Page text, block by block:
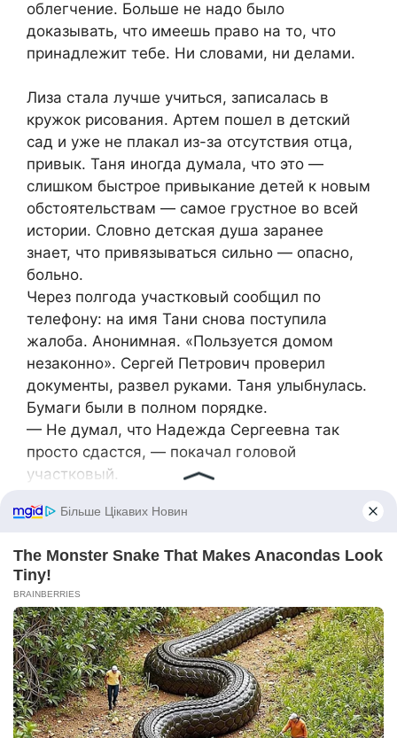
облегчение. Больше не надо было
доказывать, что имеешь право на то, что
принадлежит тебе. Ни словами, ни делами.
Лиза стала лучше учиться, записалась в
кружок рисования. Артем пошел в детский
сад и уже не плакал из-за отсутствия отца,
привык. Таня иногда думала, что это —
слишком быстрое привыкание детей к новым
обстоятельствам — самое грустное во всей
истории. Словно детская душа заранее
знает, что привязываться сильно — опасно,
больно.
Через полгода участковый сообщил по
телефону: на имя Тани снова поступила
жалоба. Анонимная. «Пользуется домом
незаконно». Сергей Петрович проверил
документы, развел руками. Таня улыбнулась.
Бумаги были в полном порядке.
— Не думал, что Надежда Сергеевна так
просто сдастся, — покачал головой
участковый.
стороны, — ответила Таня.
— участковый попрощался и ушел.
Жизнь продолжалась. Таня отремонтировала
крышу, покрасила забор, посадила новые
яблони. Те, что посадила бабушка, уже
состарились, давали меньше плодов.
Однажды вечером, когда Таня сидела на
крыльце и смотрела, как дети играют во
дворе, пришло сообщение от Ильи: «Маму